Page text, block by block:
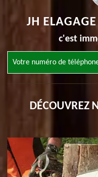
JH
c'est
DÉCOUVREZ